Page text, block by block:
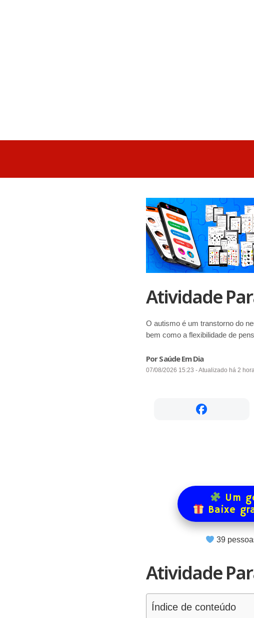
Atividade
O autismo é um transtorno do
bem como a flexibilidade de
Por Saúde Em Dia
07/08/2026 15:23 - Atualizado há 2
Um
Baixe
39
Atividade
Índice de conteúdo